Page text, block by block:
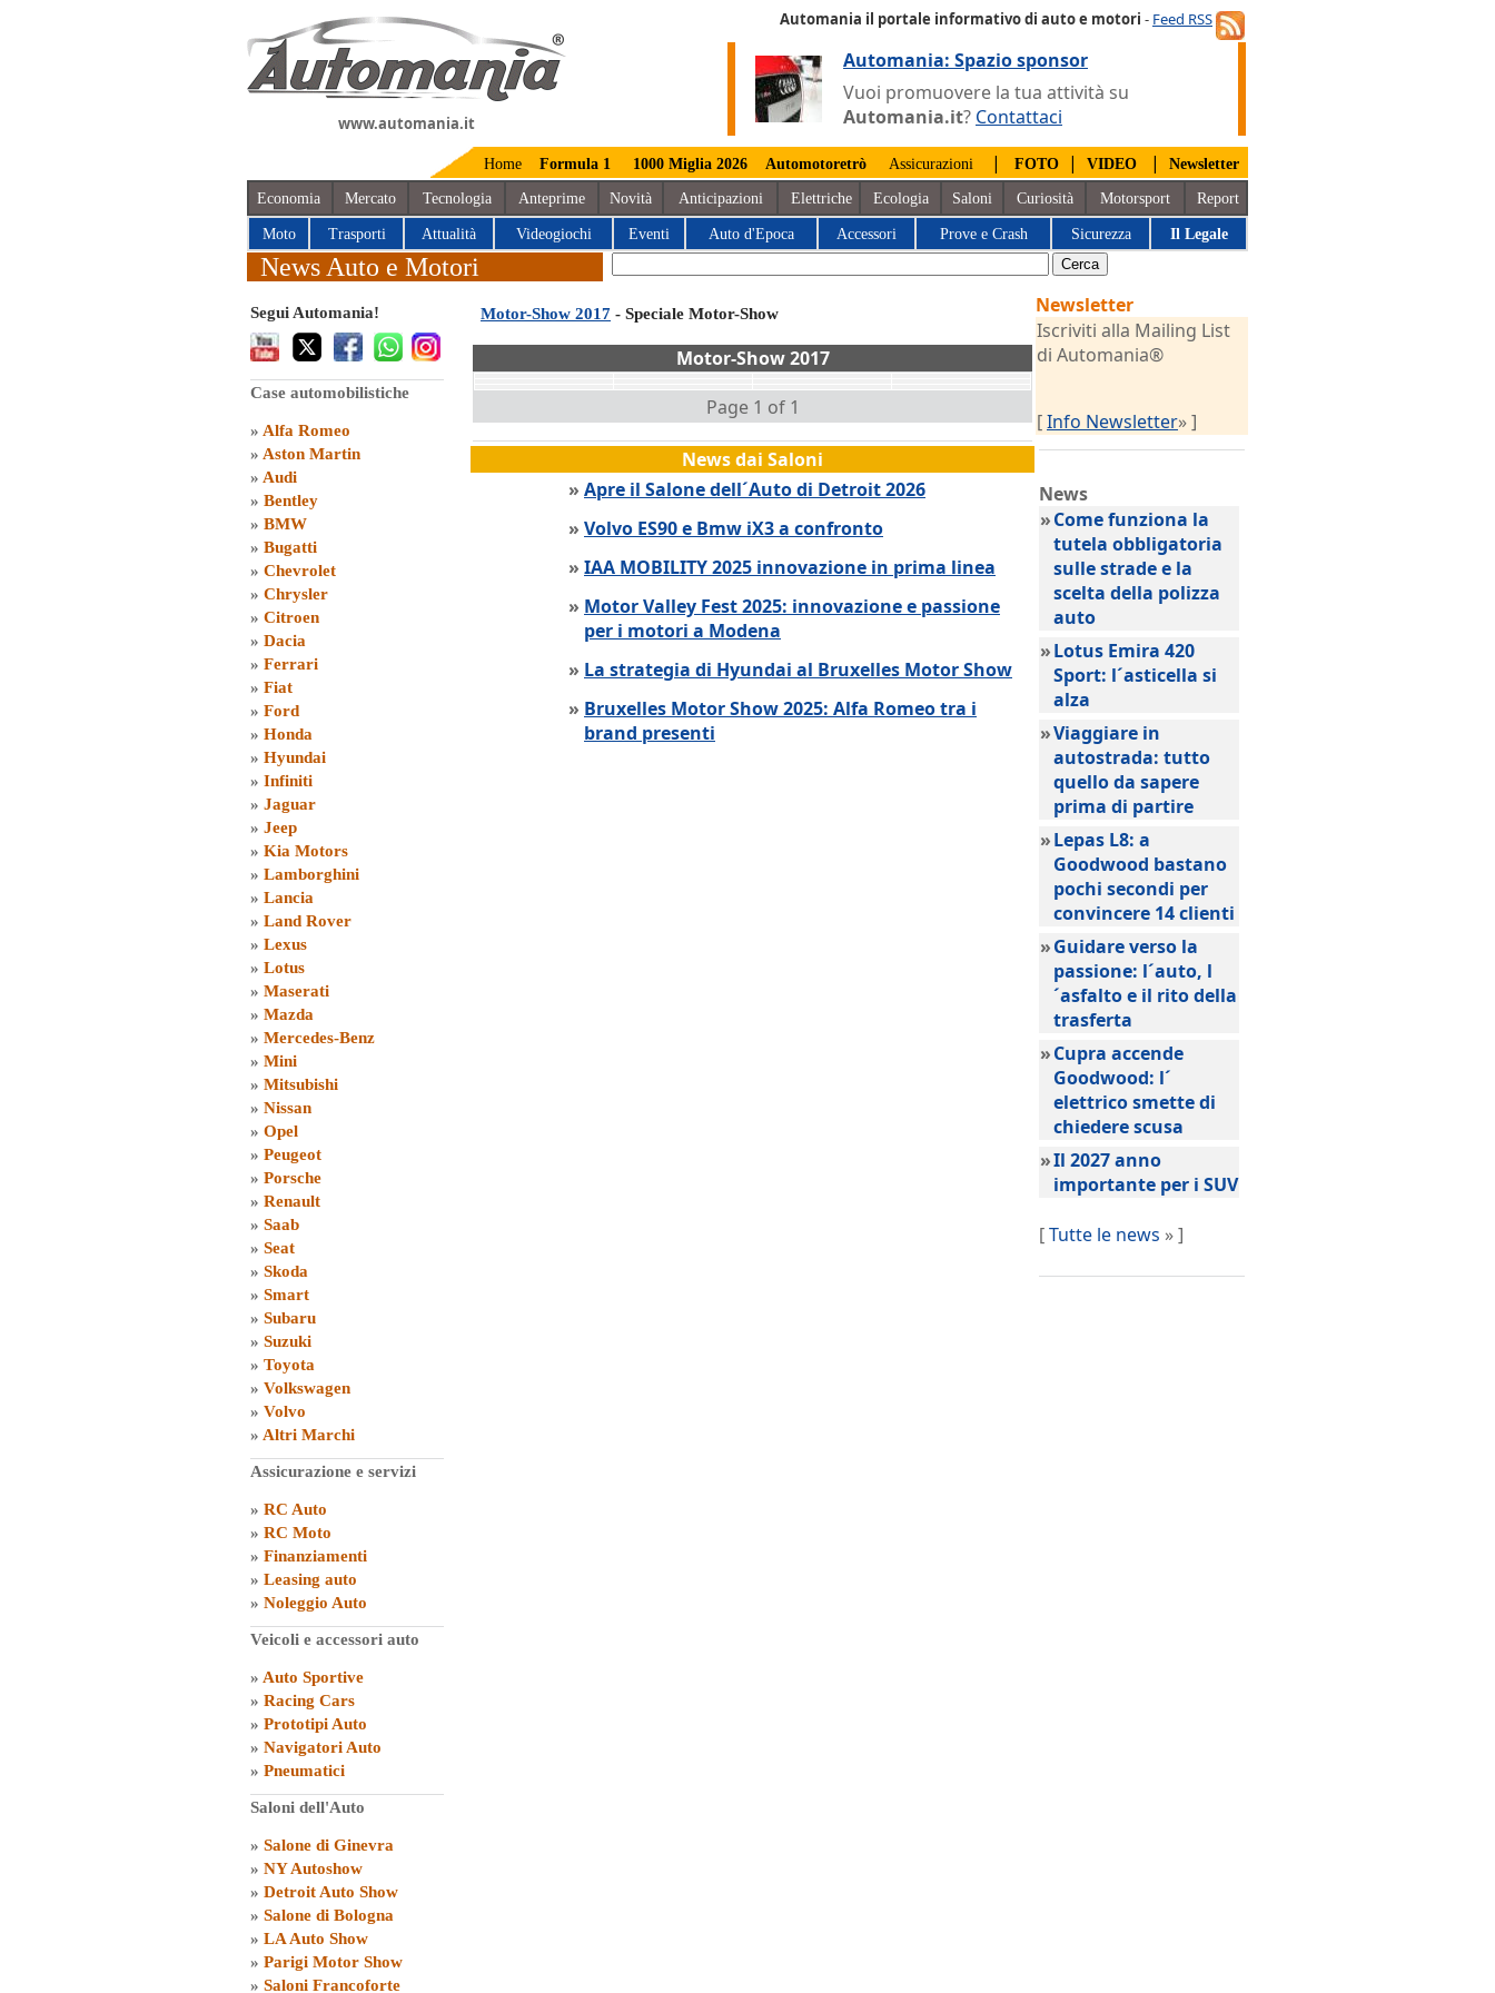
www.automania.it
Automania il portale informativo di auto e motori - Feed RSS
Automania: Spazio sponsor
Vuoi promuovere la tua attività su
Automania.it? Contattaci
Home Formula 1 1000 Miglia 2026 Automotoretrò Assicurazioni | FOTO | VIDEO | Newsletter
Economia Mercato Tecnologia Anteprime Novità Anticipazioni Elettriche Ecologia Saloni Curiosità Motorsport Report
Moto Trasporti Attualità Videogiochi Eventi Auto d'Epoca Accessori Prove e Crash Sicurezza Il Legale
News Auto e Motori
Segui Automania!
Case automobilistiche
» Alfa Romeo
» Aston Martin
» Audi
» Bentley
» BMW
» Bugatti
» Chevrolet
» Chrysler
» Citroen
» Dacia
» Ferrari
» Fiat
» Ford
» Honda
» Hyundai
» Infiniti
» Jaguar
» Jeep
» Kia Motors
» Lamborghini
» Lancia
» Land Rover
» Lexus
» Lotus
» Maserati
» Mazda
» Mercedes-Benz
» Mini
» Mitsubishi
» Nissan
» Opel
» Peugeot
» Porsche
» Renault
» Saab
» Seat
» Skoda
» Smart
» Subaru
» Suzuki
» Toyota
» Volkswagen
» Volvo
» Altri Marchi
Assicurazione e servizi
» RC Auto
» RC Moto
» Finanziamenti
» Leasing auto
» Noleggio Auto
Veicoli e accessori auto
» Auto Sportive
» Racing Cars
» Prototipi Auto
» Navigatori Auto
» Pneumatici
Saloni dell'Auto
» Salone di Ginevra
» NY Autoshow
» Detroit Auto Show
» Salone di Bologna
» LA Auto Show
» Parigi Motor Show
» Saloni Francoforte
Motor-Show 2017 - Speciale Motor-Show
Motor-Show 2017
Page 1 of 1
News dai Saloni
» Apre il Salone dell´Auto di Detroit 2026
» Volvo ES90 e Bmw iX3 a confronto
» IAA MOBILITY 2025 innovazione in prima linea
» Motor Valley Fest 2025: innovazione e passione
per i motori a Modena
» La strategia di Hyundai al Bruxelles Motor Show
» Bruxelles Motor Show 2025: Alfa Romeo tra i
brand presenti
Newsletter
Iscriviti alla Mailing List
di Automania®
[Info Newsletter» ]
News
»Come funziona la
tutela obbligatoria
sulle strade e la
scelta della polizza
auto
»Lotus Emira 420
Sport: l´asticella si
alza
»Viaggiare in
autostrada: tutto
quello da sapere
prima di partire
»Lepas L8: a
Goodwood bastano
pochi secondi per
convincere 14 clienti
»Guidare verso la
passione: l´auto, l
´asfalto e il rito della
trasferta
»Cupra accende
Goodwood: l´
elettrico smette di
chiedere scusa
»Il 2027 anno
importante per i SUV
[Tutte le news » ]